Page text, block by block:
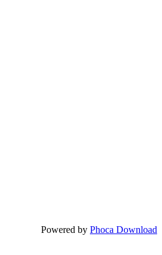
Powered by Phoca Download